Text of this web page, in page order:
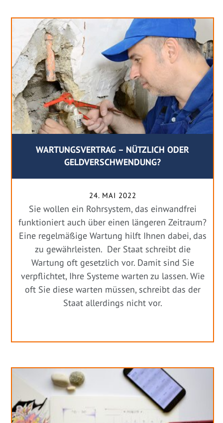
WARTUNGSVERTRAG – NÜTZLICH ODER
GELDVERSCHWENDUNG?
24. MAI 2022
Sie wollen ein Rohrsystem, das einwandfrei
funktioniert auch über einen längeren Zeitraum?
Eine regelmäßige Wartung hilft Ihnen dabei, das
zu gewährleisten. Der Staat schreibt die
Wartung oft gesetzlich vor. Damit sind Sie
verpflichtet, Ihre Systeme warten zu lassen. Wie
oft Sie diese warten müssen, schreibt das der
Staat allerdings nicht vor.